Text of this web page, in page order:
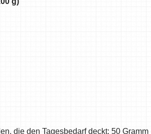
die den Tagesbedarf deckt: 50 Gramm